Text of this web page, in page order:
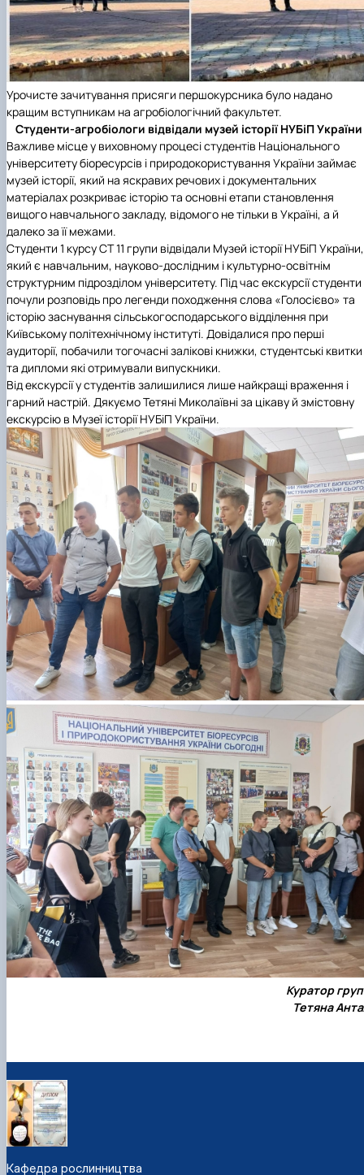
Урочисте зачитування присяги першокурсника було надано
кращим вступникам на агробіологічний факультет.
Студенти-агробіологи відвідали музей історії НУБіП України
Важливе місце у виховному процесі студентів Національного
університету біоресурсів і природокористування України займає
музей історії, який на яскравих речових і документальних
матеріалах розкриває історію та основні етапи становлення
вищого навчального закладу, відомого не тільки в Україні, а й
далеко за її межами.
Студенти 1 курсу СТ 11 групи відвідали Музей історії НУБіП України,
який є навчальним, науково-дослідним і культурно-освітнім
структурним підрозділом університету. Під час екскурсії студенти
почули розповідь про легенди походження слова «Голосієво» та
історію заснування сільськогосподарського відділення при
Київському політехнічному інституті. Довідалися про перші
аудиторії, побачили тогочасні залікові книжки, студентські квитки
та дипломи які отримували випускники.
Від екскурсії у студентів залишилися лише найкращі враження і
гарний настрій. Дякуємо Тетяні Миколаївні за цікаву й змістовну
екскурсію в Музеї історії НУБіП України.
Куратор
Тетяна
Кафедра рослинництва